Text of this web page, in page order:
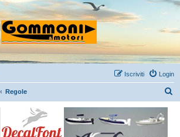
Login
Iscriviti
Regole